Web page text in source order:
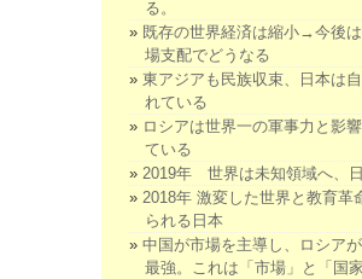
る。
既存の世界経済は縮小→今後
場支配でどうなる
東アジアも民族収束、日本は
れている
ロシアは世界一の軍事力と影
ている
2019年 世界は未知領域へ、
2018年 激変した世界と教育革
られる日本
中国が市場を主導し、ロシア
最強。これは「市場」と「国